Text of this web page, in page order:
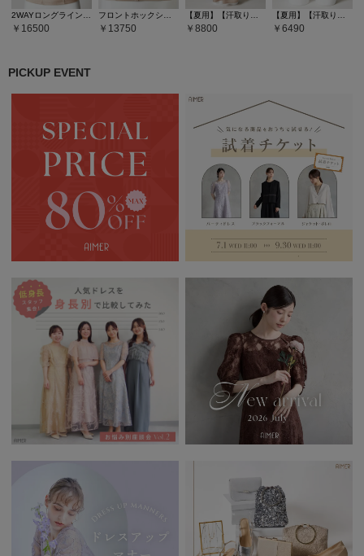
2WAYロングラインシェイパー
16500
フロントホックシェイパー
13750
【夏用】【汗取り】ペチコート付きベアトップ（カップ付き）
8800
【夏用】【汗取り】ガードル
6490
PICKUP EVENT